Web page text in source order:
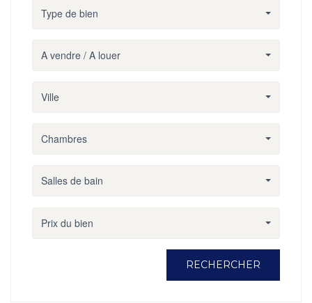
Type de bien
A vendre / A louer
Ville
Chambres
Salles de bain
Prix du bien
RECHERCHER